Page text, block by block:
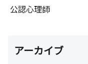
公認心理師
アーカイブ